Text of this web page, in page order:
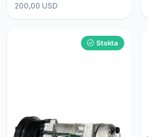
200,00 USD
Stokta